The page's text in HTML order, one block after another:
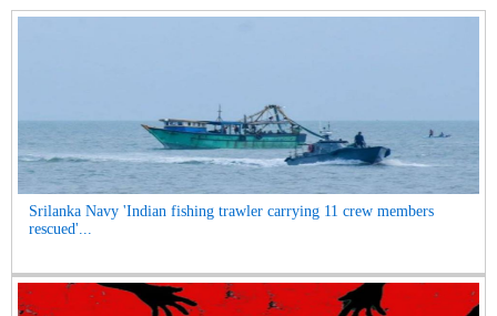
Srilanka Navy 'Indian fishing trawler carrying 11 crew members
rescued'...